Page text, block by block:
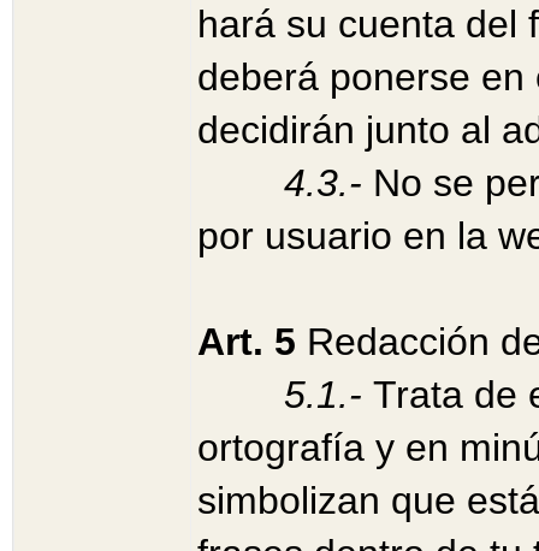
hará su cuenta del
deberá ponerse
decidirán junto al
4.3.- No se
por usuario en la
Art. 5 Redacción
5.1.- Trata de
ortografía y en
simbolizan que